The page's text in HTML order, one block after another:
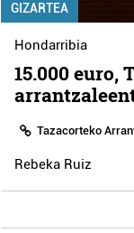
GIZARTEA
Hondarribia
15.000 euro,
Tazacorteko
Rebeka Ruiz